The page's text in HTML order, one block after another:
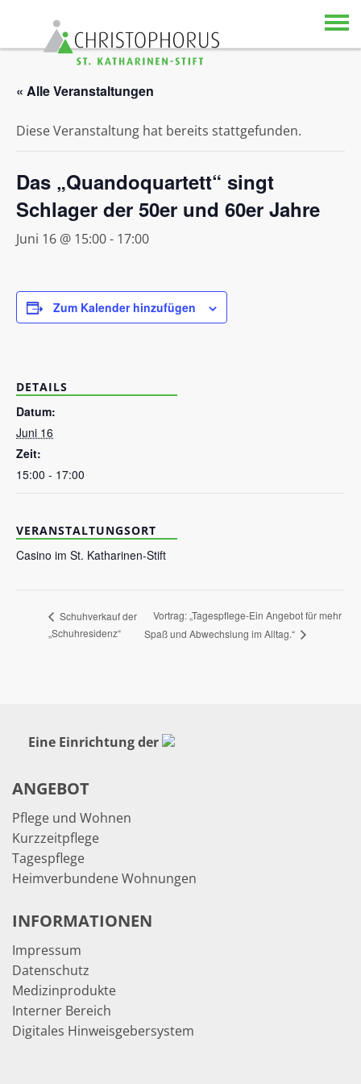
Skip to content
« Alle Veranstaltungen
Diese Veranstaltung hat bereits stattgefunden.
Das „Quandoquartett“ singt
Schlager der 50er und 60er Jahre
Juni 16 @ 15:00- 17:00
Zum Kalender hinzufügen
DETAILS
Datum:
Juni 16
Zeit:
15:00 - 17:00
VERANSTALTUNGSORT
Casino im St. Katharinen-Stift
Schuhverkauf der
„Schuhresidenz“
Vortrag: „Tagespflege-Ein Angebot für mehr
Spaß und Abwechslung im Alltag.“
Eine Einrichtung der
ANGEBOT
Pflege und Wohnen
Kurzzeitpflege
Tagespflege
Heimverbundene Wohnungen
INFORMATIONEN
Impressum
Datenschutz
Medizinprodukte
Interner Bereich
Digitales Hinweisgebersystem